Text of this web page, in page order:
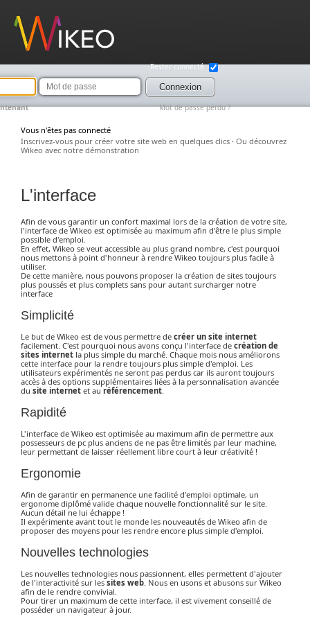
Rester connecté
Mot
de
passe
Connexion
Mot de passe perdu ?
Vous n'êtes pas connecté
Inscrivez-vous pour créer votre site web en quelques clics · Ou découvrez
Wikeo avec notre démonstration
L'interface
Afin de vous garantir un confort maximal lors de la création de votre site,
l'interface de Wikeo est optimisée au maximum afin d'être le plus simple
possible d'emploi.
En effet, Wikeo se veut accessible au plus grand nombre, c'est pourquoi
nous mettons à point d'honneur à rendre Wikeo toujours plus facile à
utiliser.
De cette manière, nous pouvons proposer la création de sites toujours
plus poussés et plus complets sans pour autant surcharger notre
interface
Simplicité
Le but de Wikeo est de vous permettre de créer un site internet
facilement. C'est pourquoi nous avons conçu l'interface de création de
sites internet la plus simple du marché. Chaque mois nous améliorons
cette interface pour la rendre toujours plus simple d'emploi. Les
utilisateurs expérimentés ne seront pas perdus car ils auront toujours
accès à des options supplémentaires liées à la personnalisation avancée
du site internet et au référencement.
Rapidité
L'interface de Wikeo est optimisée au maximum afin de permettre aux
possesseurs de pc plus anciens de ne pas être limités par leur machine,
leur permettant de laisser réellement libre court à leur créativité !
Ergonomie
Afin de garantir en permanence une facilité d'emploi optimale, un
ergonome diplômé valide chaque nouvelle fonctionnalité sur le site.
Aucun détail ne lui échappe !
Il expérimente avant tout le monde les nouveautés de Wikeo afin de
proposer des moyens pour les rendre encore plus simple d'emploi.
Nouvelles technologies
Les nouvelles technologies nous passionnent, elles permettent d'ajouter
de l'interactivité sur les sites web. Nous en usons et abusons sur Wikeo
afin de le rendre convivial.
Pour tirer un maximum de cette interface, il est vivement conseillé de
posséder un navigateur à jour.